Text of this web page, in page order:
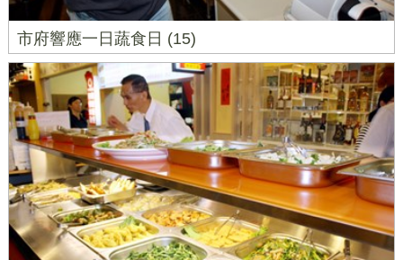
市府響應一日蔬食日 (15)